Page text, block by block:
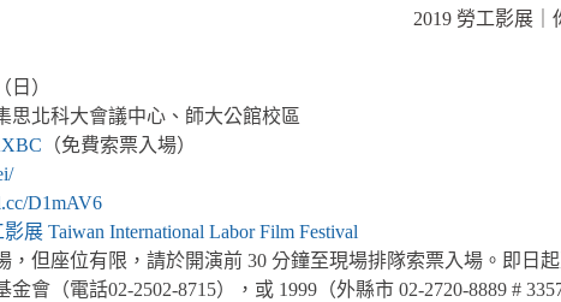
2019 勞工影展
日）
思北科大會議中心、師大公館校區
（免費索票入場）
D1mAV6
展 Taiwan International Labor Film Festival
，但座位有限，請於開演前 30 分鐘至現場排隊索票入場。即日
會（電話02-2502-8715），或 1999（外縣市 02-2720-8889 #